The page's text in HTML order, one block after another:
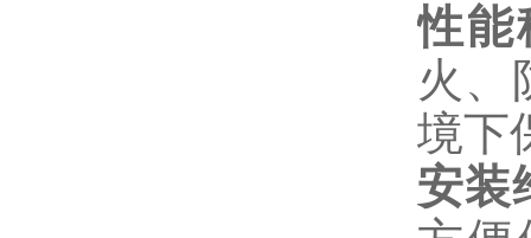
性能
火、
境下
安装